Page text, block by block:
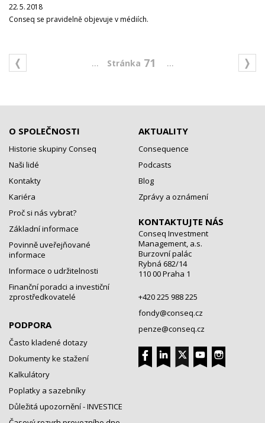
22. 5. 2018
Conseq se pravidelně objevuje v médiích.
... 71 ...
O SPOLEČNOSTI
Historie skupiny Conseq
Naši lidé
Kontakty
Kariéra
Proč si nás vybrat?
Základní informace
Povinně uveřejňované
informace
Informace o udržitelnosti
Finanční poradci a investiční
zprostředkovatelé
PODPORA
Často kladené dotazy
Dokumenty ke stažení
Kalkulátory
Poplatky a sazebníky
Důležitá upozornění - INVESTICE
AKTUALITY
Consequence
Podcasts
Blog
Zprávy a oznámení
KONTAKTUJTE NÁS
Conseq Investment
Management, a.s.
Burzovní palác
Rybná 682/14
110 00 Praha 1
+420 225 988 225
fondy@conseq.cz
penze@conseq.cz